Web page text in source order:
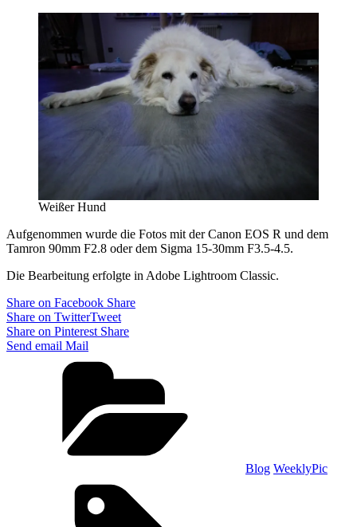
Weißer Hund
Aufgenommen wurde die Fotos mit der Canon EOS R und dem
Tamron 90mm F2.8 oder dem Sigma 15-30mm F3.5-4.5.
Die Bearbeitung erfolgte in Adobe Lightroom Classic.
Share on Facebook Share
Share on TwitterTweet
Share on Pinterest Share
Send email Mail
Blog WeeklyPic